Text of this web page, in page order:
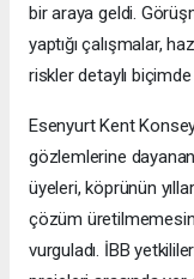
bir araya geldi.
yaptığı çalışmalar,
riskler detaylı biçimde
Esenyurt Kent
gözlemlerine
üyeleri, köprünün
çözüm
vurguladı. İBB